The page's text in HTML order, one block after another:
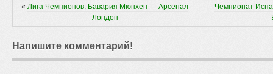
« Лига Чемпионов: Бавария Мюнхен — Арсенал
Лондон
Чемпионат
Напишите комментарий!